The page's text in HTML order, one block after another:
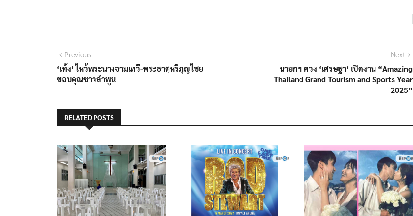
แนะแนว
เรื่อง
PreviousPrevious
post:
‘เท้ง’ ไหว้พระนางจามเทวี-พระธาตุหริภุญไชย
ขอบคุณชาวลำพูน
Next
นายกฯ ควง ‘เศรษฐา‘ เปิดงาน “Amazing
Thailand Grand Tourism and Sports Year
2025”
RELATED POSTS